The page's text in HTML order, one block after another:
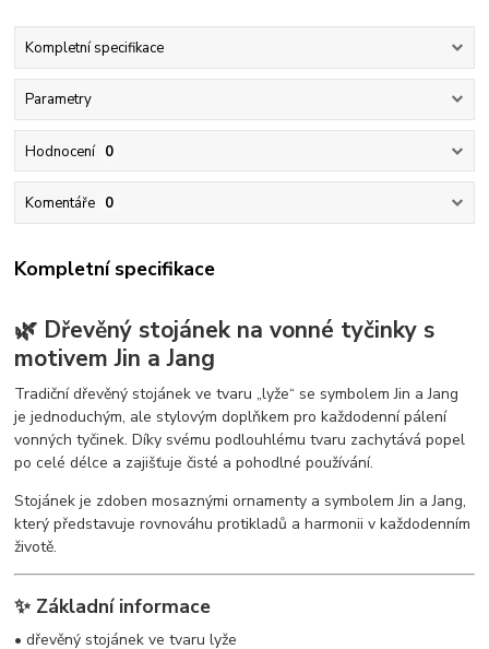
Kompletní specifikace
Parametry
Hodnocení 0
Komentáře 0
Kompletní specifikace
🌿 Dřevěný stojánek na vonné tyčinky s
motivem Jin a Jang
Tradiční dřevěný stojánek ve tvaru „lyže“ se symbolem Jin a Jang
je jednoduchým, ale stylovým doplňkem pro každodenní pálení
vonných tyčinek. Díky svému podlouhlému tvaru zachytává popel
po celé délce a zajišťuje čisté a pohodlné používání.
Stojánek je zdoben mosaznými ornamenty a symbolem Jin a Jang,
který představuje rovnováhu protikladů a harmonii v každodenním
životě.
✨ Základní informace
• dřevěný stojánek ve tvaru lyže